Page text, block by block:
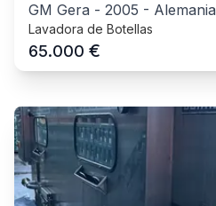
GM Gera - 2005 - Alemania
Lavadora de Botellas
65.000 €